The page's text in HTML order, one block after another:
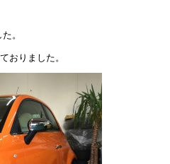
。
おりました。